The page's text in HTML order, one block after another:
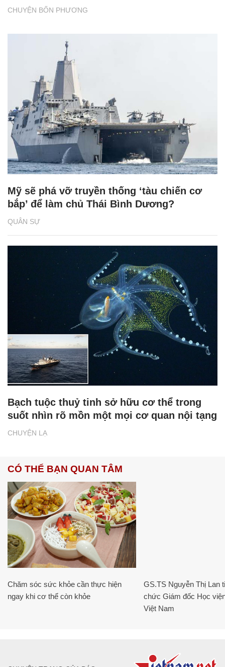
CHUYỆN BỐN PHƯƠNG
QUÂN SỰ
Mỹ sẽ phá vỡ truyền thống ‘tàu chiến cơ
bắp’ để làm chủ Thái Bình Dương?
CHUYỆN LẠ
Bạch tuộc thuỷ tinh sở hữu cơ thể trong
suốt nhìn rõ mồn một mọi cơ quan nội tạng
CÓ THỂ BẠN QUAN TÂM
Chăm sóc sức khỏe cần thực hiện
ngay khi cơ thể còn khỏe
GS.TS Nguyễn Thị Lan
chức Giám đốc Học
Việt Nam